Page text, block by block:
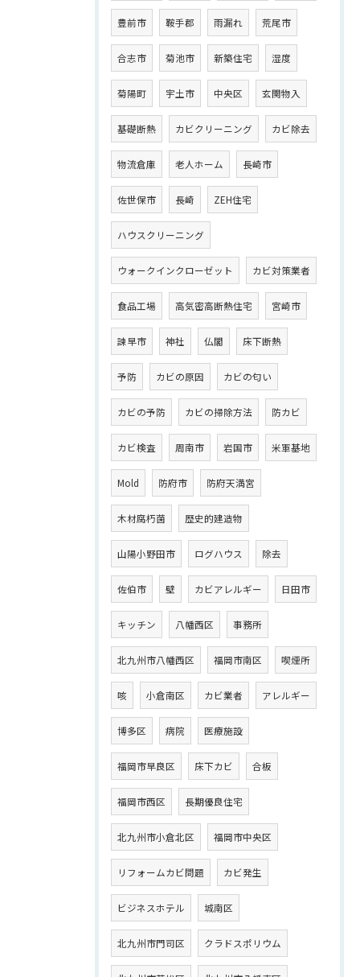
豊前市 鞍手郡 雨漏れ 荒尾市
合志市 菊池市 新築住宅 湿度
菊陽町 宇土市 中央区 玄関物入
基礎断熱 カビクリーニング カビ除去
物流倉庫 老人ホーム 長崎市
佐世保市 長崎 ZEH住宅
ハウスクリーニング
ウォークインクローゼット カビ対策業者
食品工場 高気密高断熱住宅 宮崎市
諫早市 神社 仏閣 床下断熱
予防 カビの原因 カビの匂い
カビの予防 カビの掃除方法 防カビ
カビ検査 周南市 岩国市 米軍基地
Mold 防府市 防府天満宮
木材腐朽菌 歴史的建造物
山陽小野田市 ログハウス 除去
佐伯市 壁 カビアレルギー 日田市
キッチン 八幡西区 事務所
北九州市八幡西区 福岡市南区 喫煙所
咳 小倉南区 カビ業者 アレルギー
博多区 病院 医療施設
福岡市早良区 床下カビ 合板
福岡市西区 長期優良住宅
北九州市小倉北区 福岡市中央区
リフォームカビ問題 カビ発生
ビジネスホテル 城南区
北九州市門司区 クラドスポリウム